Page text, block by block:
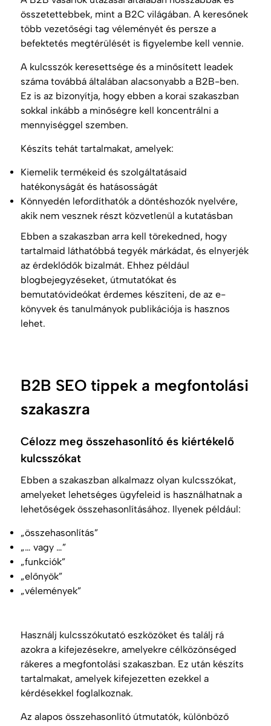
összetettebbek, mint a B2C világában. A keresőnek
több vezetőségi tag véleményét és persze a
befektetés megtérülését is figyelembe kell vennie.
A kulcsszók keresettsége és a minősített leadek
száma továbbá általában alacsonyabb a B2B-ben.
Ez is az bizonyítja, hogy ebben a korai szakaszban
sokkal inkább a minőségre kell koncentrálni a
mennyiséggel szemben.
Készíts tehát tartalmakat, amelyek:
Kiemelik termékeid és szolgáltatásaid
hatékonyságát és hatásosságát
Könnyedén lefordíthatók a döntéshozók nyelvére,
akik nem vesznek részt közvetlenül a kutatásban
Ebben a szakaszban arra kell törekedned, hogy
tartalmaid láthatóbbá tegyék márkádat, és elnyerjék
az érdeklődők bizalmát. Ehhez például
blogbejegyzéseket, útmutatókat és
bemutatóvideókat érdemes készíteni, de az e-
könyvek és tanulmányok publikációja is hasznos
lehet.
B2B SEO tippek a megfontolási
szakaszra
Célozz meg összehasonlító és kiértékelő
kulcsszókat
Ebben a szakaszban alkalmazz olyan kulcsszókat,
amelyeket lehetséges ügyfeleid is használhatnak a
lehetőségek összehasonlításához. Ilyenek például:
„összehasonlítás”
„… vagy …”
„funkciók”
„előnyök”
„vélemények”
Használj kulcsszókutató eszközöket és találj rá
azokra a kifejezésekre, amelyekre célközönséged
rákeres a megfontolási szakaszban. Ez után készíts
tartalmakat, amelyek kifejezetten ezekkel a
kérdésekkel foglalkoznak.
Az alapos összehasonlító útmutatók, különböző